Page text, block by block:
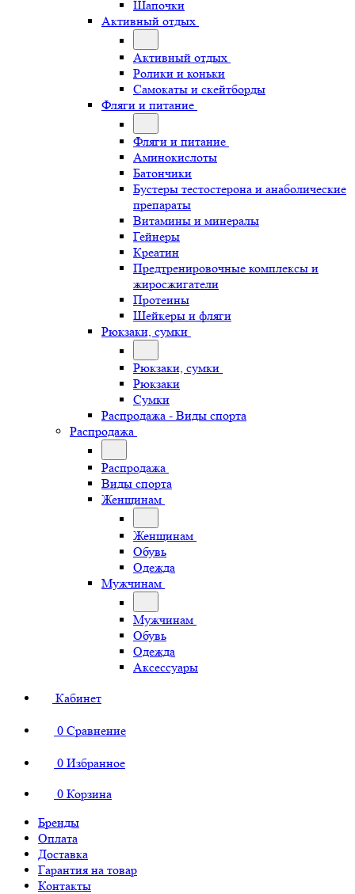
Шапочки
Активный отдых
Активный отдых
Ролики и коньки
Самокаты и скейтборды
Фляги и питание
Фляги и питание
Аминокислоты
Батончики
Бустеры тестостерона и анаболические
препараты
Витамины и минералы
Гейнеры
Креатин
Предтренировочные комплексы и
жиросжигатели
Протеины
Шейкеры и фляги
Рюкзаки, сумки
Рюкзаки, сумки
Рюкзаки
Сумки
Распродажа - Виды спорта
Распродажа
Распродажа
Виды спорта
Женщинам
Женщинам
Обувь
Одежда
Мужчинам
Мужчинам
Обувь
Одежда
Аксессуары
Кабинет
0 Сравнение
0 Избранное
0 Корзина
Бренды
Оплата
Доставка
Гарантия на товар
Контакты